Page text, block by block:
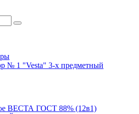
№ 1 "Vesta" 3-х предметный
ВЕСТА ГОСТ 88% (12в1)